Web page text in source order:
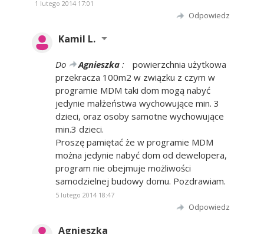
1 lutego 2014 17:01
Odpowiedz
Kamil L.
Do Agnieszka :
powierzchnia użytkowa
przekracza 100m2 w związku z czym w
programie MDM taki dom mogą nabyć
jedynie małżeństwa wychowujące min. 3
dzieci, oraz osoby samotne wychowujące
min.3 dzieci.
Proszę pamiętać że w programie MDM
można jedynie nabyć dom od dewelopera,
program nie obejmuje możliwości
samodzielnej budowy domu. Pozdrawiam.
5 lutego 2014 18:47
Odpowiedz
Agnieszka